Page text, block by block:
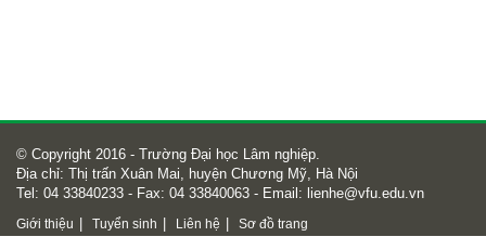
© Copyright 2016 - Trường Đại học Lâm nghiệp.
Địa chỉ: Thị trấn Xuân Mai, huyện Chương Mỹ, Hà Nội
Tel: 04 33840233 - Fax: 04 33840063 - Email: lienhe@vfu.edu.vn
Giới thiệu Tuyển sinh Liên hệ Sơ đồ trang